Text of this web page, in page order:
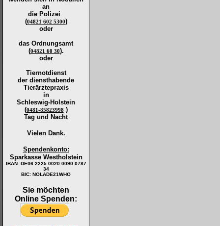
an
die Polizei
(04821 602 5300)
oder
das Ordnungsamt
(04821 60 30).
oder
Tiernotdienst
der diensthabende
Tierärztepraxis
in
Schleswig-Holstein
(0481-85823998 )
Tag und Nacht
Vielen Dank.
Spendenkonto:
Sparkasse Westholstein
IBAN: DE06 2225 0020 0090 0787
34
BIC: NOLADE21WHO
Sie möchten
Online Spenden: